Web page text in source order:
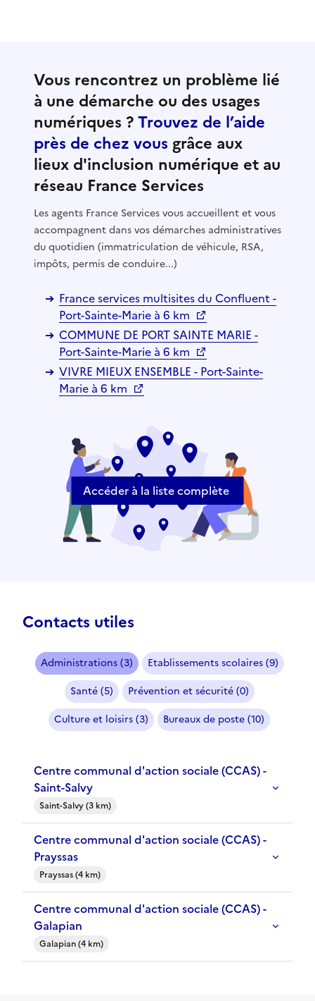
Vous rencontrez un problème lié
à une démarche ou des usages
numériques ?Trouvez de l’aide
près de chez vous grâce aux
lieux d'inclusion numérique et au
réseau France Services
Les agents France Services vous accueillent et vous
accompagnent dans vos démarches administratives
du quotidien (immatriculation de véhicule, RSA,
impôts, permis de conduire...)
France services multisites du Confluent -
Port-Sainte-Marie à 6 km
COMMUNE DE PORT SAINTE MARIE -
Port-Sainte-Marie à 6 km
VIVRE MIEUX ENSEMBLE - Port-Sainte-
Marie à 6 km
Accéder à la liste complète
Contacts utiles
Administrations (3)
Etablissements scolaires (9)
Santé (5)
Prévention et sécurité (0)
Culture et loisirs (3)
Bureaux de poste (10)
Centre communal d'action sociale (CCAS) -
Saint-Salvy
Saint-Salvy (3 km)
Centre communal d'action sociale (CCAS) -
Prayssas
Prayssas (4 km)
Centre communal d'action sociale (CCAS) -
Galapian
Galapian (4 km)